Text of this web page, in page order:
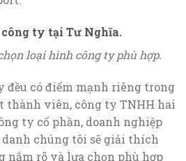
ty tại Tư Nghĩa.
loại hình công ty phù hợp.
có điểm mạnh riêng trong
thành viên, công ty TNHH hai
ty cổ phần, doanh nghiệp
chúng tôi sẽ giải thích
nắm rõ và lựa chọn phù hợp